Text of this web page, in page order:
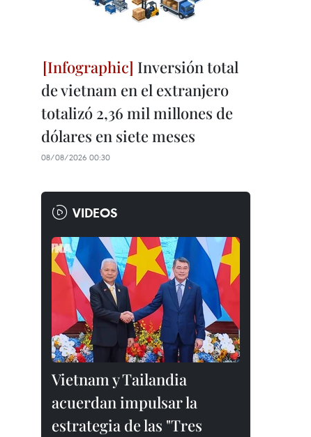
Inversión total
de vietnam en el extranjero
totalizó 2,36 mil millones de
dólares en siete meses
08/08/2026 00:30
VIDEOS
Vietnam y Tailandia
acuerdan impulsar la
estrategia de las "Tres